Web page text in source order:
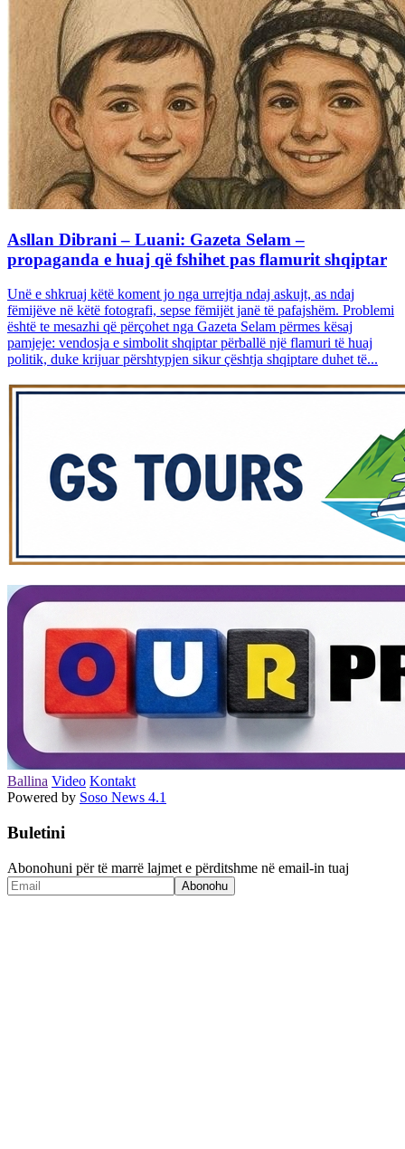
Asllan Dibrani – Luani: Gazeta Selam –
propaganda e huaj që fshihet pas flamurit shqiptar
Unë e shkruaj këtë koment jo nga urrejtja ndaj askujt, as ndaj
fëmijëve në këtë fotografi, sepse fëmijët janë të pafajshëm. Problemi
është te mesazhi që përçohet nga Gazeta Selam përmes kësaj
pamjeje: vendosja e simbolit shqiptar përballë një flamuri të huaj
politik, duke krijuar përshtypjen sikur çështja shqiptare duhet të...
Ballina Video Kontakt
Powered by Soso News 4.1
Buletini
Abonohuni për të marrë lajmet e përditshme në email-in tuaj
Abonohu